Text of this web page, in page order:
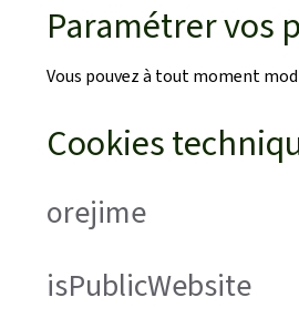
Paramétrer vos
Vous pouvez à tout moment
Cookies
orejime
isPublicWebsite